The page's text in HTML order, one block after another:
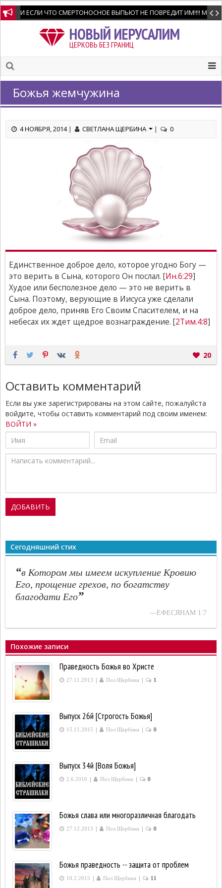
И ЕСЛИ ЧТО СМЕРТОНОСНОЕ ВЫПЬЮТ НЕ ПОВРЕДИТ ИМ!!!! Мне
НОВЫЙ ИЕРУСАЛИМ
ЦЕРКОВЬ БЕЗ ГРАНИЦ
Божья жемчужина
4 НОЯБРЯ, 2014| СВЕТЛАНА ЩЕРБИНА | 0
Единственное доброе дело, которое угодно Богу —
это верить в Сына, которого Он послал. [Ин.6:29]
Худое или бесполезное дело — это не верить в
Сына. Поэтому, верующие в Иисуса уже сделали
доброе дело, приняв Его Своим Спасителем, и на
небесах их ждет щедрое вознаграждение. [2Тим.4:8]
20
Оставить комментарий
Если вы уже зарегистрированы на этом сайте, пожалуйста
войдите, чтобы оставить комментарий под своим именем:
ВОЙТИ »
Сегодняшний стих
“в Котором мы имеем искупление Кровию
Его, прощение грехов, по богатству
благодати Его”
—ЕФЕСЯНАМ 1:7
Похожие записи
Праведность Божья во Христе
27.11.2013 | Пол Щербина | 1
Выпуск 26й [Строгость Божья]
15.11.2015 | Пол Щербина | 0
Выпуск 34й [Воля Божья]
2.6.2016 | Пол Щербина | 0
Божья слава или многоразличная благодать
27.12.2013 | Пол Щербина | 0
Божья праведность -- защита от проблем
10.2.2015 | Пол Щербина | 11